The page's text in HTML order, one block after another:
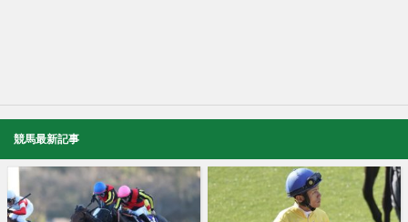
競馬最新記事